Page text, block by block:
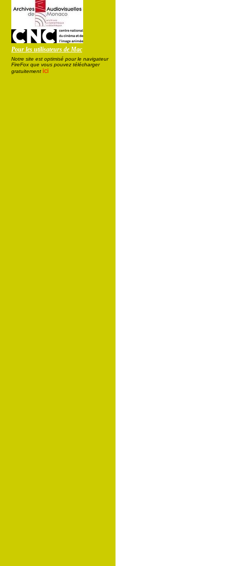
Pour les utilisateurs de Mac
Notre site est optimisé pour le navigateur
FireFox que vous pouvez télécharger
gratuitement ici